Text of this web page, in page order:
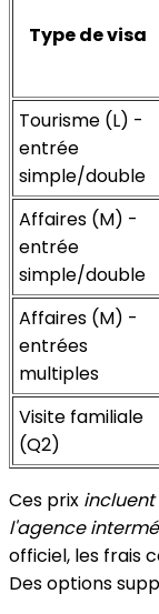
Type de visa
Tourisme (L) -
entrée
simple/double
Affaires (M) -
entrée
simple/double
Affaires (M) -
entrées
multiples
Visite familiale
(Q2)
Ces prix
l'agence
officiel, les frais
Des options